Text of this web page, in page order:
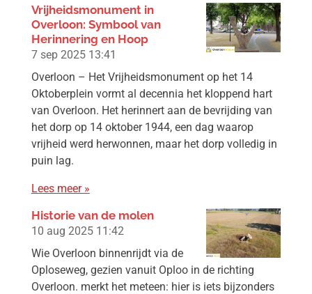
Vrijheidsmonument in
Overloon: Symbool van
Herinnering en Hoop
7 sep 2025 13:41
Overloon – Het Vrijheidsmonument op het 14
Oktoberplein vormt al decennia het kloppend hart
van Overloon. Het herinnert aan de bevrijding van
het dorp op 14 oktober 1944, een dag waarop
vrijheid werd herwonnen, maar het dorp volledig in
puin lag.
Lees meer »
Historie van de molen
10 aug 2025 11:42
Wie Overloon binnenrijdt via de
Oploseweg, gezien vanuit Oploo in de richting
Overloon. merkt het meteen: hier is iets bijzonders